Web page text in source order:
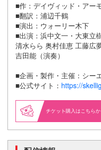
■作：デイヴィッド・アー
■翻訳：浦辺千鶴
■演出：ウォーリー木下
■出演：浜中文一・大東立
清水らら 奥村佳恵 工藤広
吉田能（演奏）
■企画・製作・主催：シー
■公式サイト： https://
購入はこちら